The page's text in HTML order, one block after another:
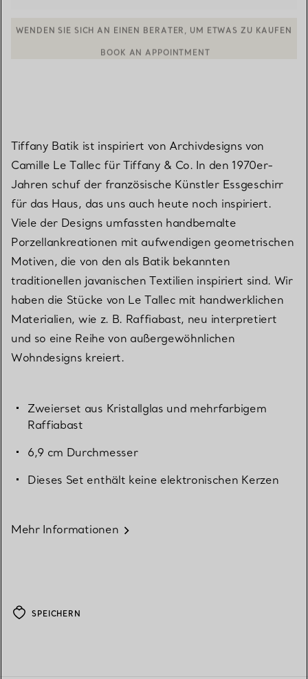
Tiffany Batik ist inspiriert von Archivdesigns von
Camille Le Tallec für Tiffany & Co. In den 1970er-
Jahren schuf der französische Künstler Essgeschirr
für das Haus, das uns auch heute noch inspiriert.
Viele der Designs umfassten handbemalte
Porzellankreationen mit aufwendigen geometrischen
Motiven, die von den als Batik bekannten
traditionellen javanischen Textilien inspiriert sind. Wir
haben die Stücke von Le Tallec mit handwerklichen
Materialien, wie z. B. Raffiabast, neu interpretiert
und so eine Reihe von außergewöhnlichen
Wohndesigns kreiert.
Zweierset aus Kristallglas und mehrfarbigem
Raffiabast
6,9 cm Durchmesser
Dieses Set enthält keine elektronischen Kerzen
Mehr Informationen
SPEICHERN